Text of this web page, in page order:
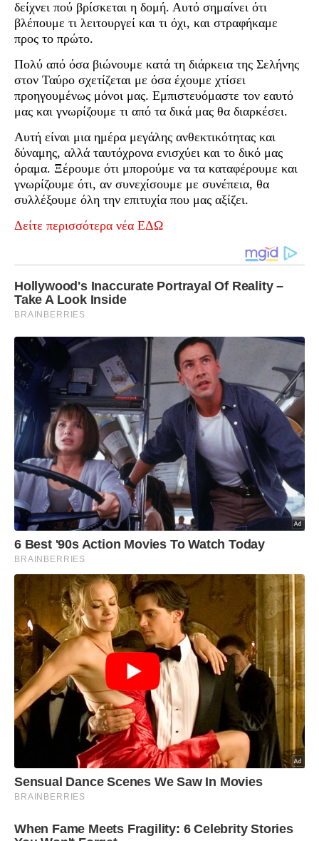
δείχνει πού βρίσκεται η δομή. Αυτό σημαίνει ότι
βλέπουμε τι λειτουργεί και τι όχι, και στραφήκαμε
προς το πρώτο.
Πολύ από όσα βιώνουμε κατά τη διάρκεια της Σελήνης
στον Ταύρο σχετίζεται με όσα έχουμε χτίσει
προηγουμένως μόνοι μας. Εμπιστευόμαστε τον εαυτό
μας και γνωρίζουμε τι από τα δικά μας θα διαρκέσει.
Αυτή είναι μια ημέρα μεγάλης ανθεκτικότητας και
δύναμης, αλλά ταυτόχρονα ενισχύει και το δικό μας
όραμα. Ξέρουμε ότι μπορούμε να τα καταφέρουμε και
γνωρίζουμε ότι, αν συνεχίσουμε με συνέπεια, θα
συλλέξουμε όλη την επιτυχία που μας αξίζει.
Δείτε περισσότερα νέα ΕΔΩ